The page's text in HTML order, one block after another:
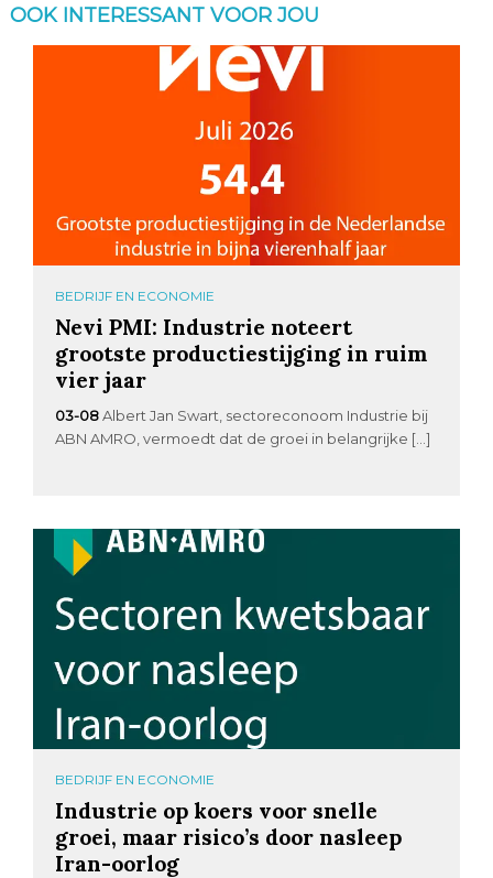
OOK INTERESSANT VOOR JOU
BEDRIJF EN ECONOMIE
Nevi PMI: Industrie noteert
grootste productiestijging in ruim
vier jaar
03-08 Albert Jan Swart, sectoreconoom Industrie bij
ABN AMRO, vermoedt dat de groei in belangrijke […]
BEDRIJF EN ECONOMIE
Industrie op koers voor snelle
groei, maar risico’s door nasleep
Iran-oorlog